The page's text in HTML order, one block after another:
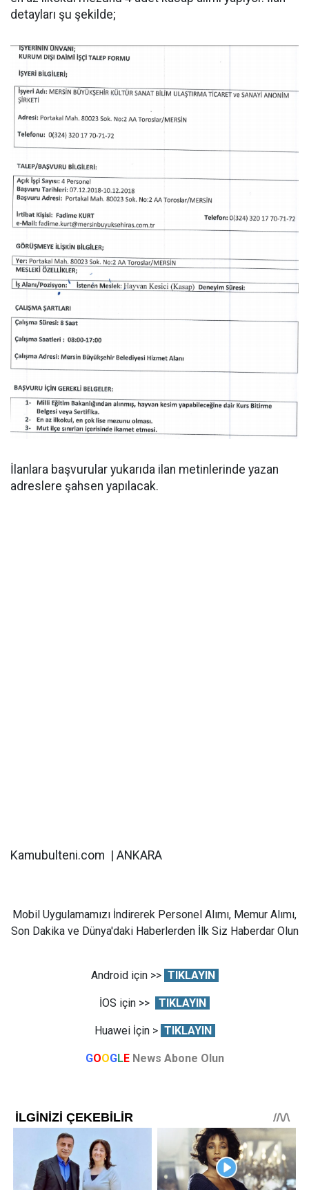
detayları şu şekilde;
İlanlara başvurular yukarıda ilan metinlerinde yazan
adreslere şahsen yapılacak.
Kamubulteni.com | ANKARA
Mobil Uygulamamızı İndirerek Personel Alımı, Memur Alımı,
Son Dakika ve Dünya'daki Haberlerden İlk Siz Haberdar Olun
Android için >> TIKLAYIN
İOS için >> TIKLAYIN
Huawei İçin > TIKLAYIN
GOOGLE News Abone Olun